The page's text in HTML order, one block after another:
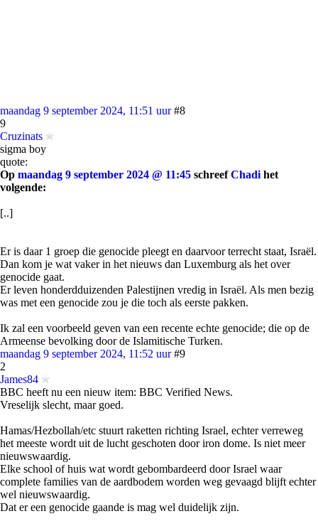
maandag 9 september 2024, 11:51 uur #8
9
Cruzinats
sigma boy
quote:
Op maandag 9 september 2024 @ 11:45 schreefChadi het
volgende:
[..]
Er is daar 1 groep die genocide pleegt en daarvoor terrecht staat, Israël.
Dan kom je wat vaker in het nieuws dan Luxemburg als het over
genocide gaat.
Er leven honderdduizenden Palestijnen vredig in Israël. Als men bezig
was met een genocide zou je die toch als eerste pakken.
Ik zal een voorbeeld geven van een recente echte genocide; die op de
Armeense bevolking door de Islamitische Turken.
maandag 9 september 2024, 11:52 uur #9
2
James84
BBC heeft nu een nieuw item: BBC Verified News.
Vreselijk slecht, maar goed.
Hamas/Hezbollah/etc stuurt raketten richting Israel, echter verreweg
het meeste wordt uit de lucht geschoten door iron dome. Is niet meer
nieuwswaardig.
Elke school of huis wat wordt gebombardeerd door Israel waar
complete families van de aardbodem worden weg gevaagd blijft echter
wel nieuwswaardig.
Dat er een genocide gaande is mag wel duidelijk zijn.